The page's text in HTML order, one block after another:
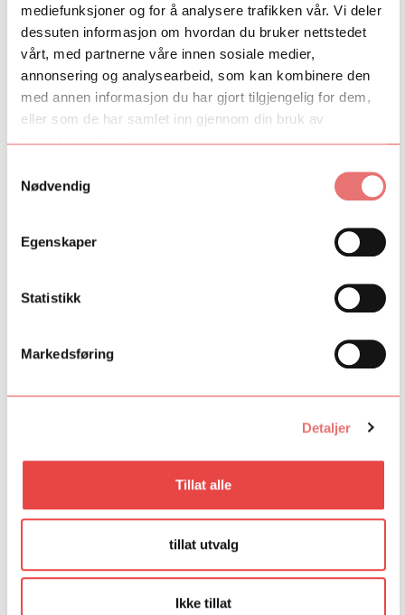
mediefunksjoner og for å analysere trafikken vår. Vi deler
dessuten informasjon om hvordan du bruker nettstedet
vårt, med partnerne våre innen sosiale medier,
annonsering og analysearbeid, som kan kombinere den
med annen informasjon du har gjort tilgjengelig for dem,
eller som de har samlet inn gjennom din bruk av
tjenestene deres.
Nødvendig
Egenskaper
Statistikk
Markedsføring
Detaljer
Tillat alle
tillat utvalg
Ikke tillat
Skippervold legger til at en annen pådriver bak prosjektet er at
Kunstnerforbundet ønsker å ha mer kunstproduksjon i Oslo
sentrum og legge til rette for kunstnerisk praksis som beveger
seg utenfor rammene av en utstilling.
–Vi vil synliggjøre den usynlige kunnskapen!
Fant du det du lette etter?